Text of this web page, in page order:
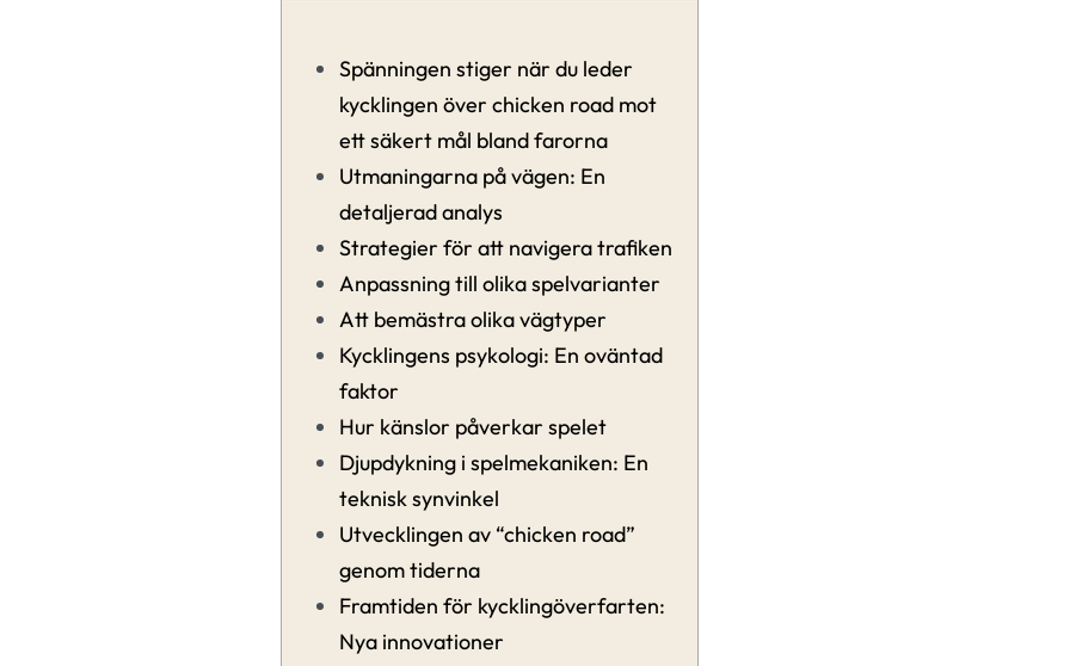
Spänningen stiger när du leder
kycklingen över chicken road mot
ett säkert mål bland farorna
Utmaningarna på vägen: En
detaljerad analys
Strategier för att navigera trafiken
Anpassning till olika spelvarianter
Att bemästra olika vägtyper
Kycklingens psykologi: En oväntad
faktor
Hur känslor påverkar spelet
Djupdykning i spelmekaniken: En
teknisk synvinkel
Utvecklingen av “chicken road”
genom tiderna
Framtiden för kycklingöverfarten:
Nya innovationer